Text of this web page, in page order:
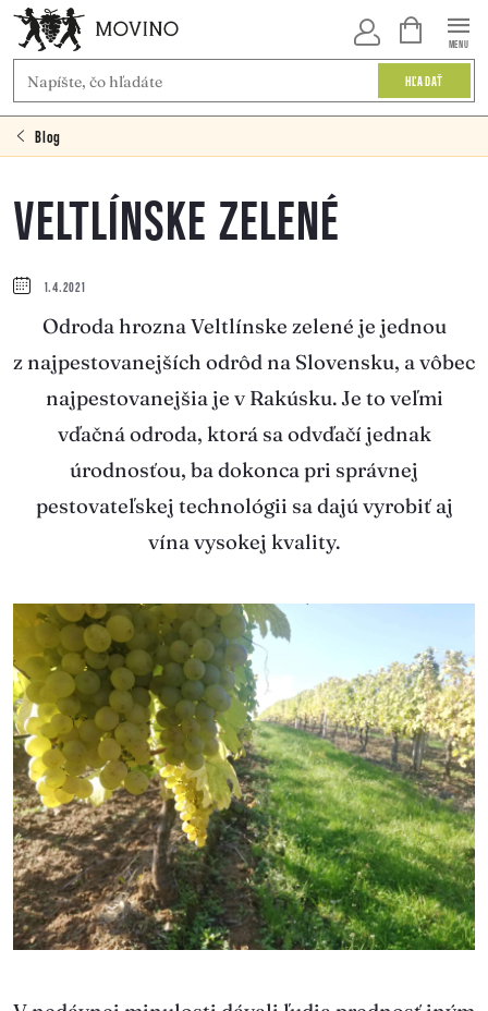
Prejsť
obsah
HĽADAŤ
NÁKUPNÝ
KOŠÍK
Blog
VELTLÍNSKE ZELENÉ
1.4.2021
Odroda hrozna Veltlínske zelené je jednou
z najpestovanejších odrôd na Slovensku, a vôbec
najpestovanejšia je v Rakúsku. Je to veľmi
vďačná odroda, ktorá sa odvďačí jednak
úrodnosťou, ba dokonca pri správnej
pestovateľskej technológii sa dajú vyrobiť aj
vína vysokej kvality.